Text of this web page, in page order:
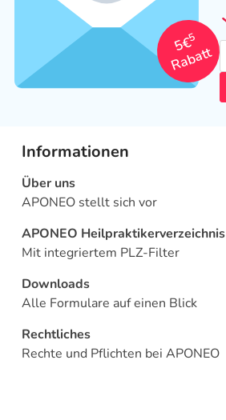
5€
5
Rabatt
Informationen
Über uns
APONEO stellt sich vor
APONEO Heilpraktikerverzeichnis
Mit integriertem PLZ-Filter
Downloads
Alle Formulare auf einen Blick
Rechtliches
Rechte und Pflichten bei APONEO